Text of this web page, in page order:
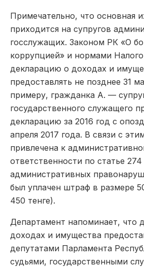
Примечательно, что основная
приходится на супругов
госслужащих. Законом РК «О
коррупцией» и нормами
декларацию о доходах и
предоставлять не позднее 31
примеру, гражданка А. —
государственного служащего
декларацию за 2016 год с
апреля 2017 года. В связи с
привлечена к
ответственности по статье
административных
был уплачен штраф в размере
450 тенге).
Департамент напоминает, что
доходах и имущества
депутатами Парламента
судьями, государственными